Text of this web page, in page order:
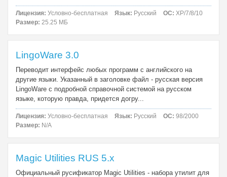
Лицензия: Условно-бесплатная Язык: Русский ОС: XP/7/8/10
Размер: 25.25 МБ
LingoWare 3.0
Переводит интерфейс любых программ с английского на
другие языки. Указанный в заголовке файл - русская версия
LingoWare с подробной справочной системой на русском
языке, которую правда, придется догру...
Лицензия: Условно-бесплатная Язык: Русский ОС: 98/2000
Размер: N/A
Magic Utilities RUS 5.x
Официальный русификатор Magic Utilities - набора утилит для